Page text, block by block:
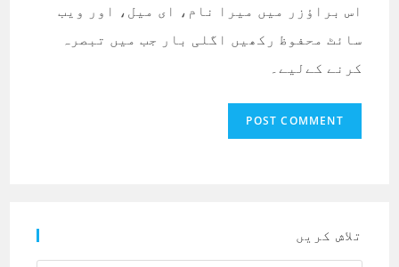
(optional)
اس براؤزر میں میرا نام، ای میل، اور ویب
سائٹ محفوظ رکھیں اگلی بار جب میں تبصرہ
کرنے کےلیے۔
تلاش کریں